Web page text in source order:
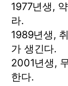
1977년생,
라.
1989년생,
가 생긴다.
2001년생,
한다.